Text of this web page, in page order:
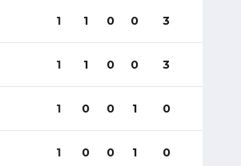
1 1 0 0 3
1 1 0 0 3
1 0 0 1 0
1 0 0 1 0